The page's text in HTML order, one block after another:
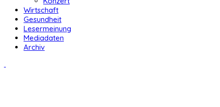
Wirtschaft
Gesundheit
Lesermeinung
Mediadaten
Archiv